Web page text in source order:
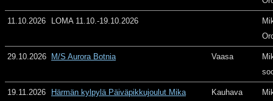
11.10.2026 LOMA 11.10.-19.10.2026
29.10.2026 M/S Aurora Botnia Vaasa
19.11.2026
Härmän kylpylä Päiväpikkujoulut Mika
Kauhava